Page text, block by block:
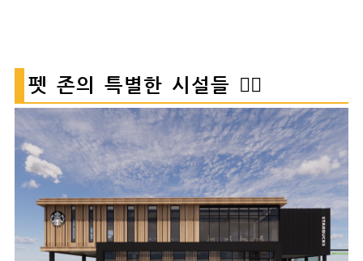
펫 존의 특별한 시설들 🐕‍🦺